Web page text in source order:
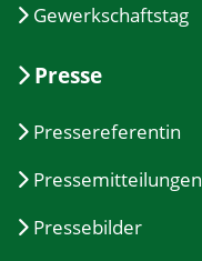
Gewerkschaftstag
Presse
Pressereferentin
Pressemitteilungen
Pressebilder